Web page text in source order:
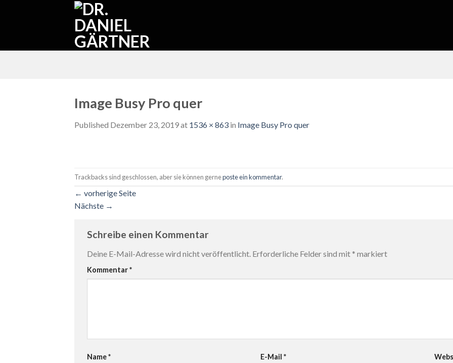
Image Busy Pro quer
Published Dezember 23, 2019at 1536 × 863 in Image Busy Pro quer
Trackbacks sind geschlossen, aber sie können gerneposte ein kommentar.
← vorherige Seite
Nächste →
Schreibe einen Kommentar
Deine E-Mail-Adresse wird nicht veröffentlicht. Erforderliche Felder sind mit * markiert
Kommentar*
Name* E-Mail*